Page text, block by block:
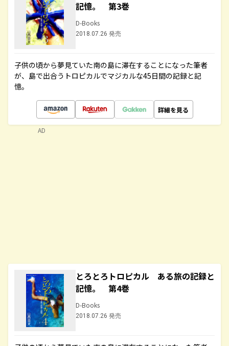
記憶。 第3巻
D-Books
2018.07.26 発売
子供の頃から夢見ていた南の島に滞在することになった筆者
が、島で出合うトロピカルでマジカルな45日間の記録と記
憶。
詳細を見る
とろとろトロピカル ある旅の記録と
記憶。 第4巻
D-Books
2018.07.26 発売
AD